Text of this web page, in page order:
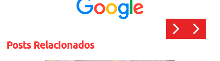
Posts Relacionados